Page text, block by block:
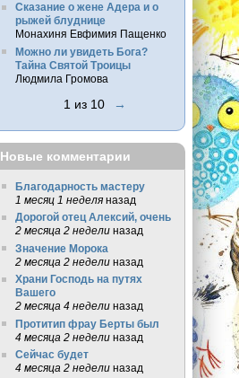
Сказание о жене Адера и о
рыжей блуднице
Монахиня Евфимия Пащенко
Можно ли увидеть Бога?
Тайна Святой Троицы
Людмила Громова
1 из 10 →
Новые комментарии
Благодарность мастеру
1 месяц 1 неделяназад
Дорогой отец Алексий, очень
2 месяца 2 неделиназад
Значение Морока
2 месяца 2 неделиназад
Храни Господь на путях
Вашего
2 месяца 4 неделиназад
Протитип фрау Берты был
4 месяца 2 неделиназад
Сейчас будет
4 месяца 2 неделиназад